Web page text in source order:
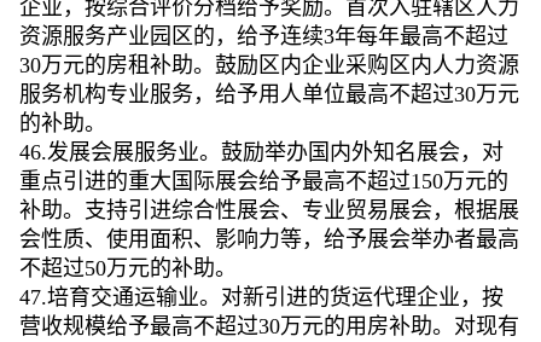
企业，按综合评价分档给予奖励。首次入驻辖区人力
资源服务产业园区的，给予连续3年每年最高不超过
30万元的房租补助。鼓励区内企业采购区内人力资源
服务机构专业服务，给予用人单位最高不超过30万元
的补助。
46.发展会展服务业。鼓励举办国内外知名展会，对
重点引进的重大国际展会给予最高不超过150万元的
补助。支持引进综合性展会、专业贸易展会，根据展
会性质、使用面积、影响力等，给予展会举办者最高
不超过50万元的补助。
47.培育交通运输业。对新引进的货运代理企业，按
营收规模给予最高不超过30万元的用房补助。对现有